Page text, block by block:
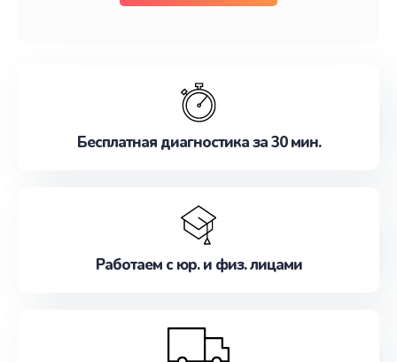
Бесплатная диагностика за 30 мин.
Работаем с юр. и физ. лицами